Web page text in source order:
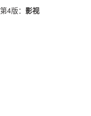
第4版： 影视